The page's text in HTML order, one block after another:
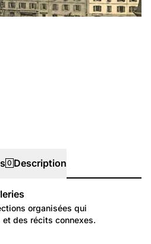
0 Description
organisées qui
des récits connexes.